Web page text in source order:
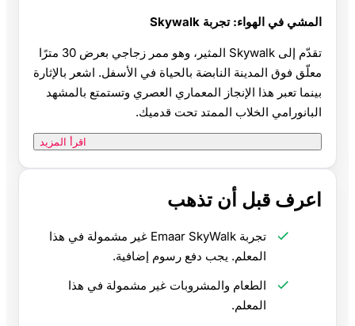
المشي في الهواء: تجربة Skywalk
تقدّم إلى Skywalk المثير، وهو ممر زجاجي بعرض 30 مترًا
معلّق فوق المدينة النابضة بالحياة في الأسفل. اشعر بالإثارة
بينما تعبر هذا الإنجاز المعماري العصري وتستمتع بالمشهد
البانورامي الخلاب الممتد تحت قدميك.
اقرأ المزيد
اعرف قبل أن تذهب
تجربة Emaar SkyWalk غير مشمولة في هذا
المعلم. يجب دفع رسوم إضافية.
الطعام والمشروبات غير مشمولة في هذا
المعلم.